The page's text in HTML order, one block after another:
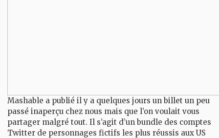
Mashable a publié il y a quelques jours un billet un peu
passé inaperçu chez nous mais que l’on voulait vous
partager malgré tout. Il s’agit d’un bundle des comptes
Twitter de personnages fictifs les plus réussis aux US